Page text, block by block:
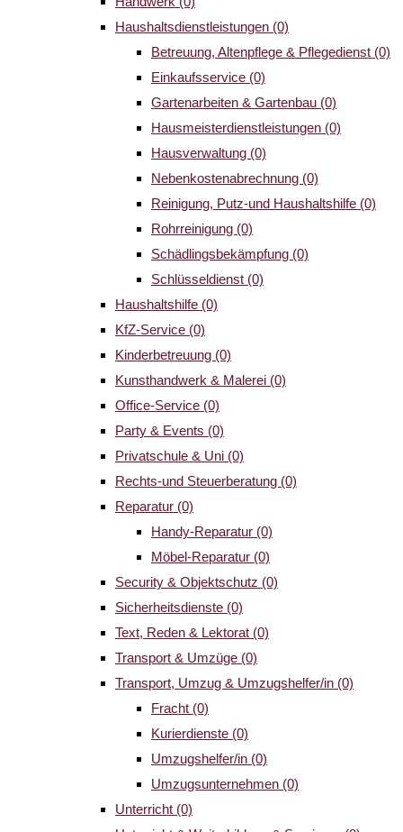
Haushaltsdienstleistungen (0)
Betreuung, Altenpflege & Pflegedienst (0)
Einkaufsservice (0)
Gartenarbeiten & Gartenbau (0)
Hausmeisterdienstleistungen (0)
Hausverwaltung (0)
Nebenkostenabrechnung (0)
Reinigung, Putz-und Haushaltshilfe (0)
Rohrreinigung (0)
Schädlingsbekämpfung (0)
Schlüsseldienst (0)
Haushaltshilfe (0)
KfZ-Service (0)
Kinderbetreuung (0)
Kunsthandwerk & Malerei (0)
Office-Service (0)
Party & Events (0)
Privatschule & Uni (0)
Rechts-und Steuerberatung (0)
Reparatur (0)
Handy-Reparatur (0)
Möbel-Reparatur (0)
Security & Objektschutz (0)
Sicherheitsdienste (0)
Text, Reden & Lektorat (0)
Transport & Umzüge (0)
Transport, Umzug & Umzugshelfer/in (0)
Fracht (0)
Kurierdienste (0)
Umzugshelfer/in (0)
Umzugsunternehmen (0)
Unterricht (0)